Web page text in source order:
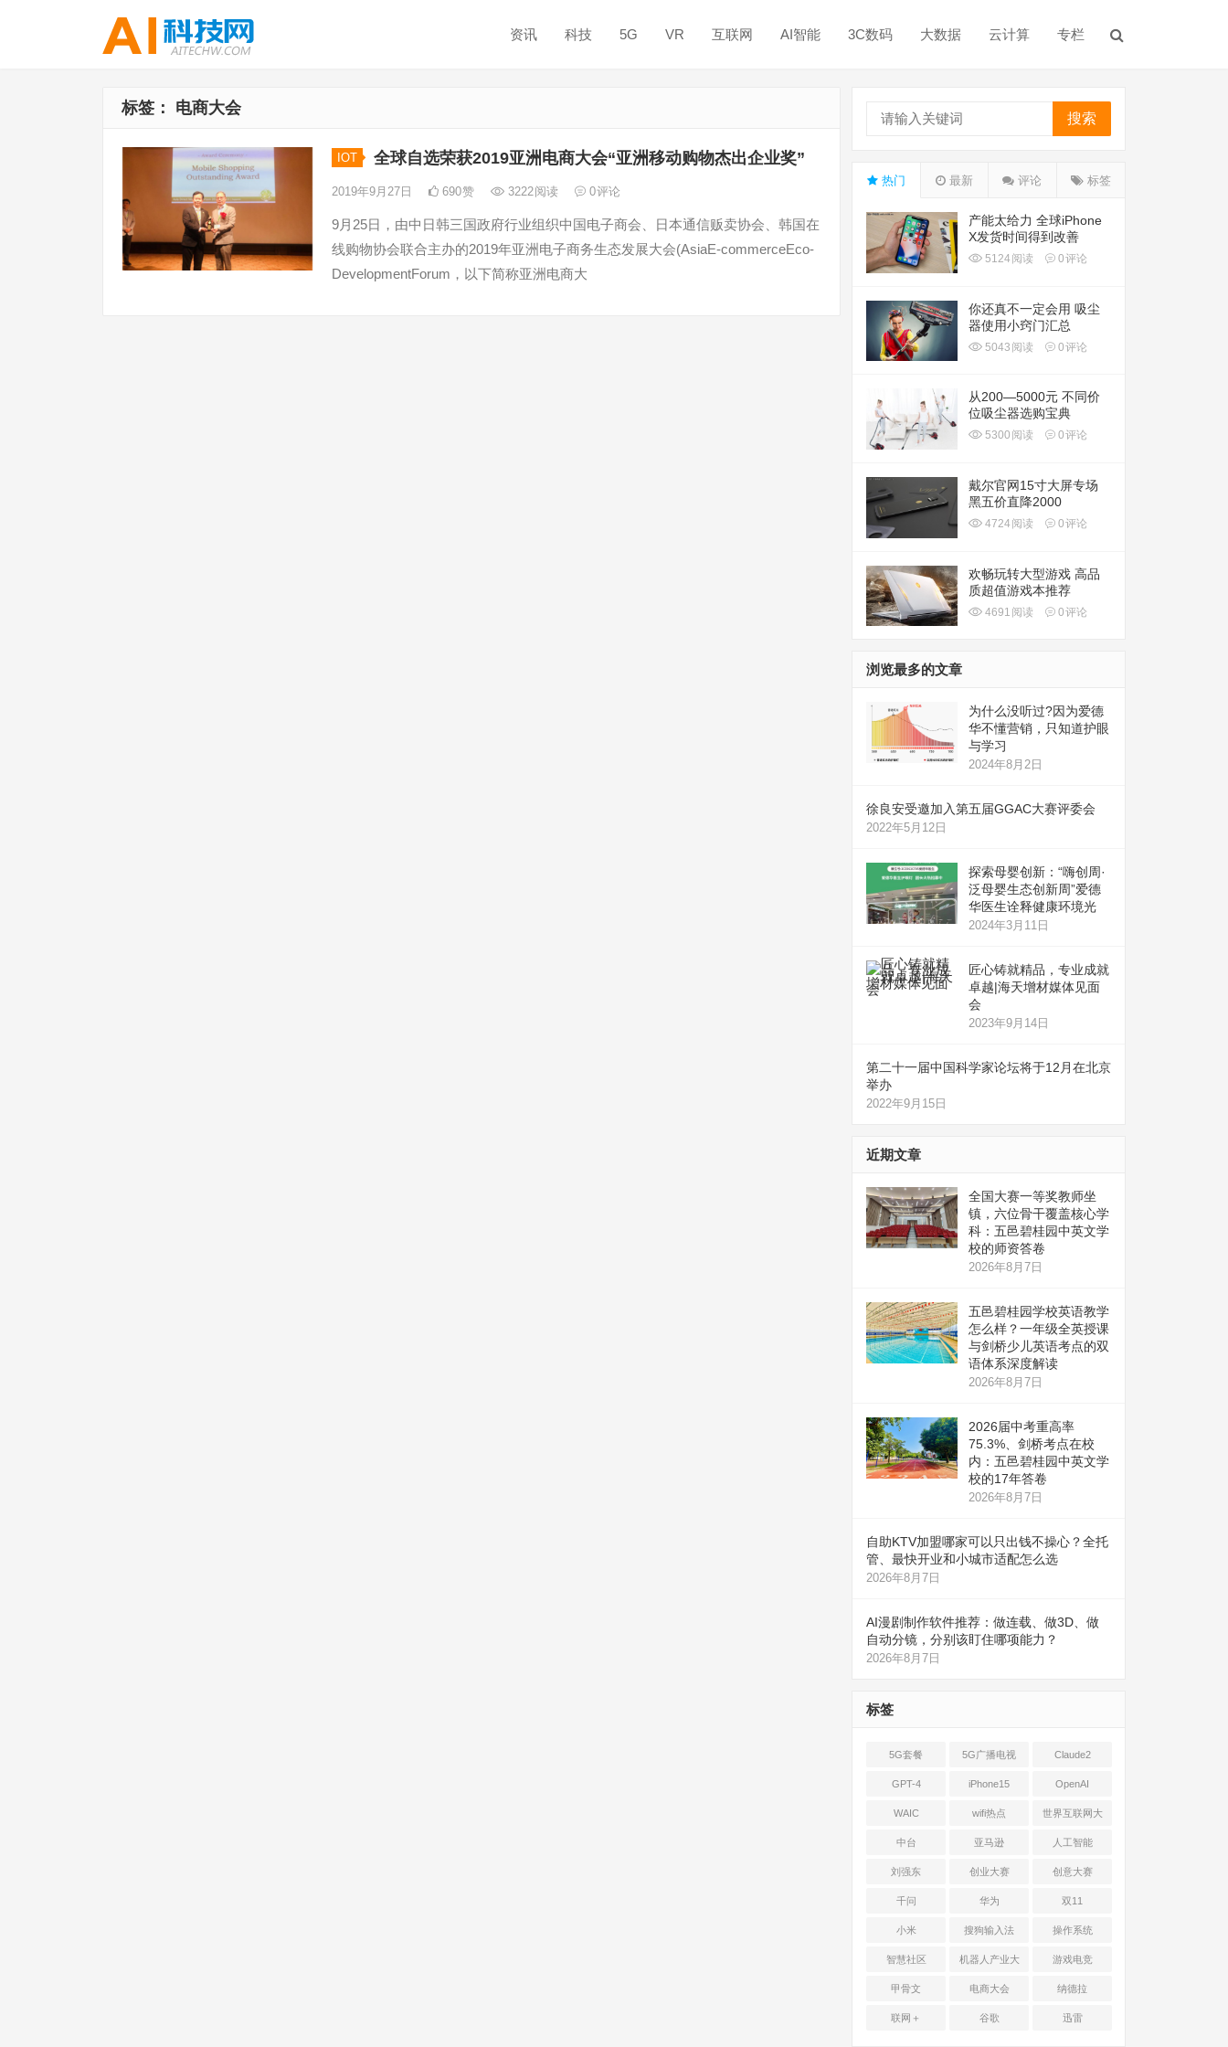
资讯 科技 5G VR 互联网 AI智能 3C数码 大数据 云计算 专栏
标签： 电商大会
IOT 全球自选荣获2019亚洲电商大会“亚洲移动购物杰出企业奖”
2019年9月27日 690赞 3222阅读 0评论
9月25日，由中日韩三国政府行业组织中国电子商会、日本通信贩卖协会、韩国在
线购物协会联合主办的2019年亚洲电子商务生态发展大会(AsiaE-commerceEco-
DevelopmentForum，以下简称亚洲电商大
搜索
热门 最新 评论 标签
产能太给力 全球iPhone
X发货时间得到改善
5124 阅读 0评论
你还真不一定会用 吸尘
器使用小窍门汇总
5043 阅读 0评论
从200—5000元 不同价
位吸尘器选购宝典
5300 阅读 0评论
戴尔官网15寸大屏专场
黑五价直降2000
4724 阅读 0评论
欢畅玩转大型游戏 高品
质超值游戏本推荐
4691 阅读 0评论
浏览最多的文章
为什么没听过?因为爱德
华不懂营销，只知道护眼
与学习
2024年8月2日
徐良安受邀加入第五届GGAC大赛评委会
2022年5月12日
探索母婴创新：“嗨创周·
泛母婴生态创新周”爱德
华医生诠释健康环境光
2024年3月11日
匠心铸就精品，专业成就
卓越|海天增材媒体见面
会
2023年9月14日
第二十一届中国科学家论坛将于12月在北京
举办
2022年9月15日
近期文章
全国大赛一等奖教师坐
镇，六位骨干覆盖核心学
科：五邑碧桂园中英文学
校的师资答卷
2026年8月7日
五邑碧桂园学校英语教学
怎么样？一年级全英授课
与剑桥少儿英语考点的双
语体系深度解读
2026年8月7日
2026届中考重高率
75.3%、剑桥考点在校
内：五邑碧桂园中英文学
校的17年答卷
2026年8月7日
自助KTV加盟哪家可以只出钱不操心？全托
管、最快开业和小城市适配怎么选
2026年8月7日
AI漫剧制作软件推荐：做连载、做3D、做
自动分镜，分别该盯住哪项能力？
2026年8月7日
标签
5G套餐 5G广播电视 Claude2
GPT-4 iPhone15 OpenAI
WAIC wifi热点 世界互联网大
会
中台 亚马逊 人工智能
刘强东 创业大赛 创意大赛
千问 华为 双11
小米 搜狗输入法 操作系统
智慧社区 机器人产业大
会
游戏电竞
甲骨文 电商大会 纳德拉
联网＋ 谷歌 迅雷